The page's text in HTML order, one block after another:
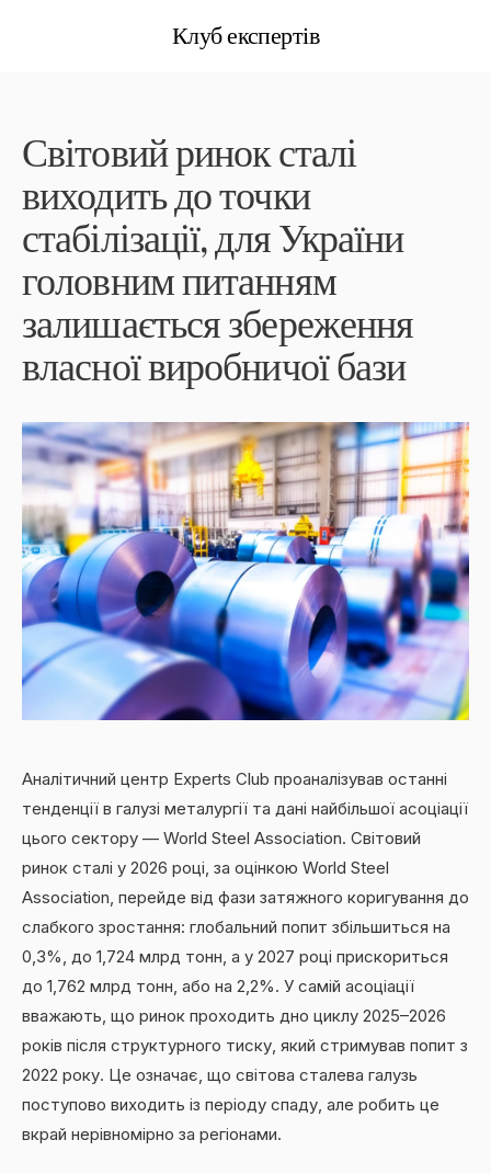
Клуб експертів
Світовий ринок сталі
виходить до точки
стабілізації, для України
головним питанням
залишається збереження
власної виробничої бази
Аналітичний центр Experts Club проаналізував останні
тенденції в галузі металургії та дані найбільшої асоціації
цього сектору — World Steel Association. Світовий
ринок сталі у 2026 році, за оцінкою World Steel
Association, перейде від фази затяжного коригування до
слабкого зростання: глобальний попит збільшиться на
0,3%, до 1,724 млрд тонн, а у 2027 році прискориться
до 1,762 млрд тонн, або на 2,2%. У самій асоціації
вважають, що ринок проходить дно циклу 2025–2026
років після структурного тиску, який стримував попит з
2022 року. Це означає, що світова сталева галузь
поступово виходить із періоду спаду, але робить це
вкрай нерівномірно за регіонами.